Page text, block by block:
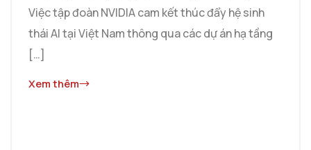
Việc tập đoàn NVIDIA cam kết thúc đẩy hệ sinh
thái AI tại Việt Nam thông qua các dự án hạ tầng
[…]
Xem thêm